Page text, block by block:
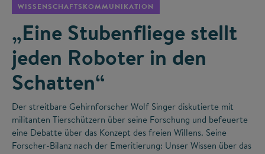
WISSENSCHAFTSKOMMUNIKATION
„Eine Stubenfliege stellt
jeden Roboter in den
Schatten“
Der streitbare Gehirnforscher Wolf Singer diskutierte mit
militanten Tierschützern über seine Forschung und befeuerte
eine Debatte über das Konzept des freien Willens. Seine
Forscher-Bilanz nach der Emeritierung: Unser Wissen über das